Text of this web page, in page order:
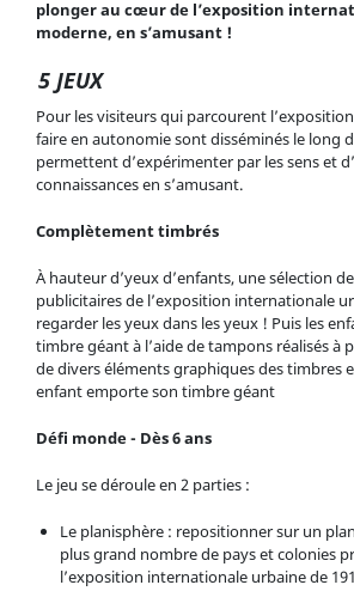
plonger au cœur de l’exposition
moderne, en s’amusant !
5 JEUX
Pour les visiteurs qui parcourent
faire en autonomie sont disséminés le long
permettent d’expérimenter par les sens et
connaissances en s’amusant.
Complètement timbrés
À hauteur d’yeux d’enfants, une sélection
publicitaires de l’exposition internationale
regarder les yeux dans les yeux ! Puis les
timbre géant à l’aide de tampons réalisés à
de divers éléments graphiques des timbres
enfant emporte son timbre géant
Défi monde - Dès 6 ans
Le jeu se déroule en 2 parties :
Le planisphère : repositionner sur un
plus grand nombre de pays et colonies
l’exposition internationale urbaine de